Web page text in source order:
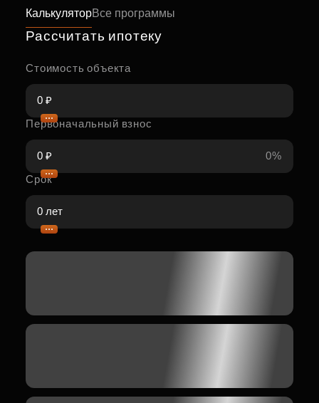
КалькуляторВсе программы
Рассчитать ипотеку
Стоимость объекта
Первоначальный взнос
0%
Срок